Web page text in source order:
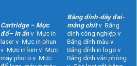
Cartridge – Mực
đổ– In ấnv Mực in
laser v Mực in phun
v Mực in kim v Mực
máy photo v Mực
Băng dính-dây đai-
màng chítv Băng
dính công nghiệp v
Băng dính màu v
Băng dính in logo v
Băng dính văn phòng